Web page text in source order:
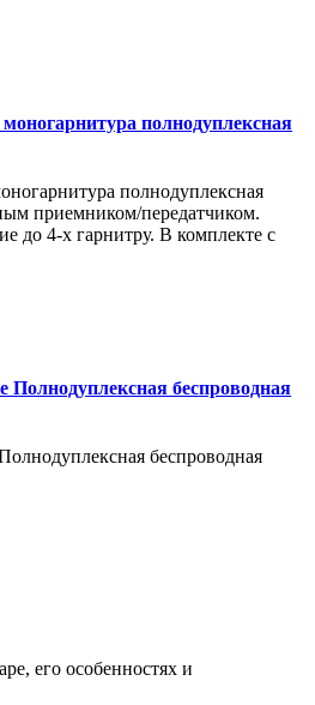
полнодуплексная
полнодуплексная
приемником/передатчиком.
до 4-х гарнитру. В комплекте с
беспроводная
беспроводная
его особенностях и